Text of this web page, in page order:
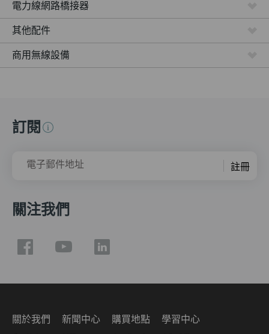
電力線網路橋接器
其他配件
商用無線設備
訂閱
電子郵件地址 註冊
關注我們
關於我們 新聞中心 購買地點 學習中心